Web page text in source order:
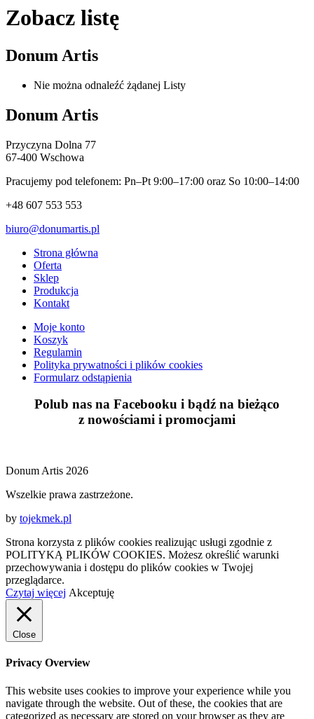
Zobacz listę
Donum Artis
Nie można odnaleźć żądanej Listy
Donum Artis
Przyczyna Dolna 77
67-400 Wschowa
Pracujemy pod telefonem: Pn–Pt 9:00–17:00 oraz So 10:00–14:00
+48 607 553 553
biuro@donumartis.pl
Strona główna
Oferta
Sklep
Produkcja
Kontakt
Moje konto
Koszyk
Regulamin
Polityka prywatności i plików cookies
Formularz odstąpienia
Polub nas na Facebooku i bądź na bieżąco
z nowościami i promocjami
Donum Artis 2026
Wszelkie prawa zastrzeżone.
by tojekmek.pl
Strona korzysta z plików cookies realizując usługi zgodnie z
POLITYKĄ PLIKÓW COOKIES. Możesz określić warunki
przechowywania i dostępu do plików cookies w Twojej
przeglądarce.
Czytaj więcej Akceptuję
Close
Privacy Overview
This website uses cookies to improve your experience while you
navigate through the website. Out of these, the cookies that are
categorized as necessary are stored on your browser as they are